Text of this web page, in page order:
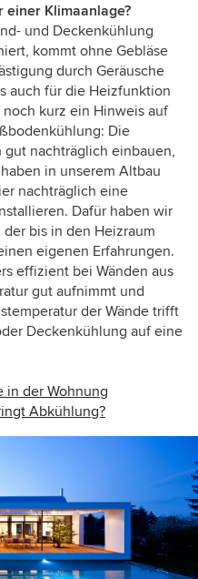
einer Klimaanlage?
und Deckenkühlung
kommt ohne Gebläse
durch Geräusche
auch für die Heizfunktion
kurz ein Hinweis auf
Die
nachträglich einbauen,
in unserem Altbau
nachträglich eine
Dafür haben wir
bis in den Heizraum
eigenen Erfahrungen.
effizient bei Wänden aus
gut aufnimmt und
der Wände trifft
Deckenkühlung auf eine
in der Wohnung
Abkühlung?